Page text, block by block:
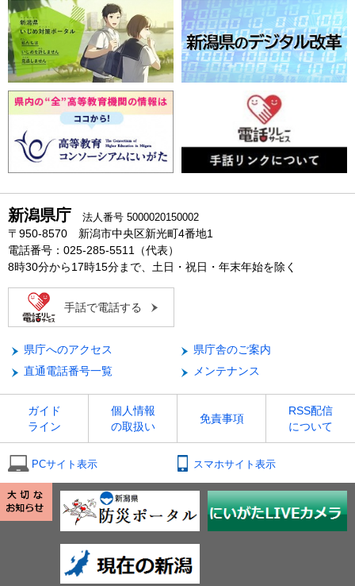
新潟県庁 法人番号 5000020150002
〒950-8570 新潟市中央区新光町4番地1
電話番号：025-285-5511（代表）
8時30分から17時15分まで、土日・祝日・年末年始を除く
手話で電話する
県庁へのアクセス
県庁舎のご案内
直通電話番号一覧
メンテナンス
ガイド
ライン
個人情報
の取扱い
免責事項
RSS配信
について
PCサイト表示 スマホサイト表示